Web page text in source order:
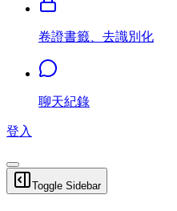
卷證書籤、去識別化
聊天紀錄
登入
Toggle Sidebar